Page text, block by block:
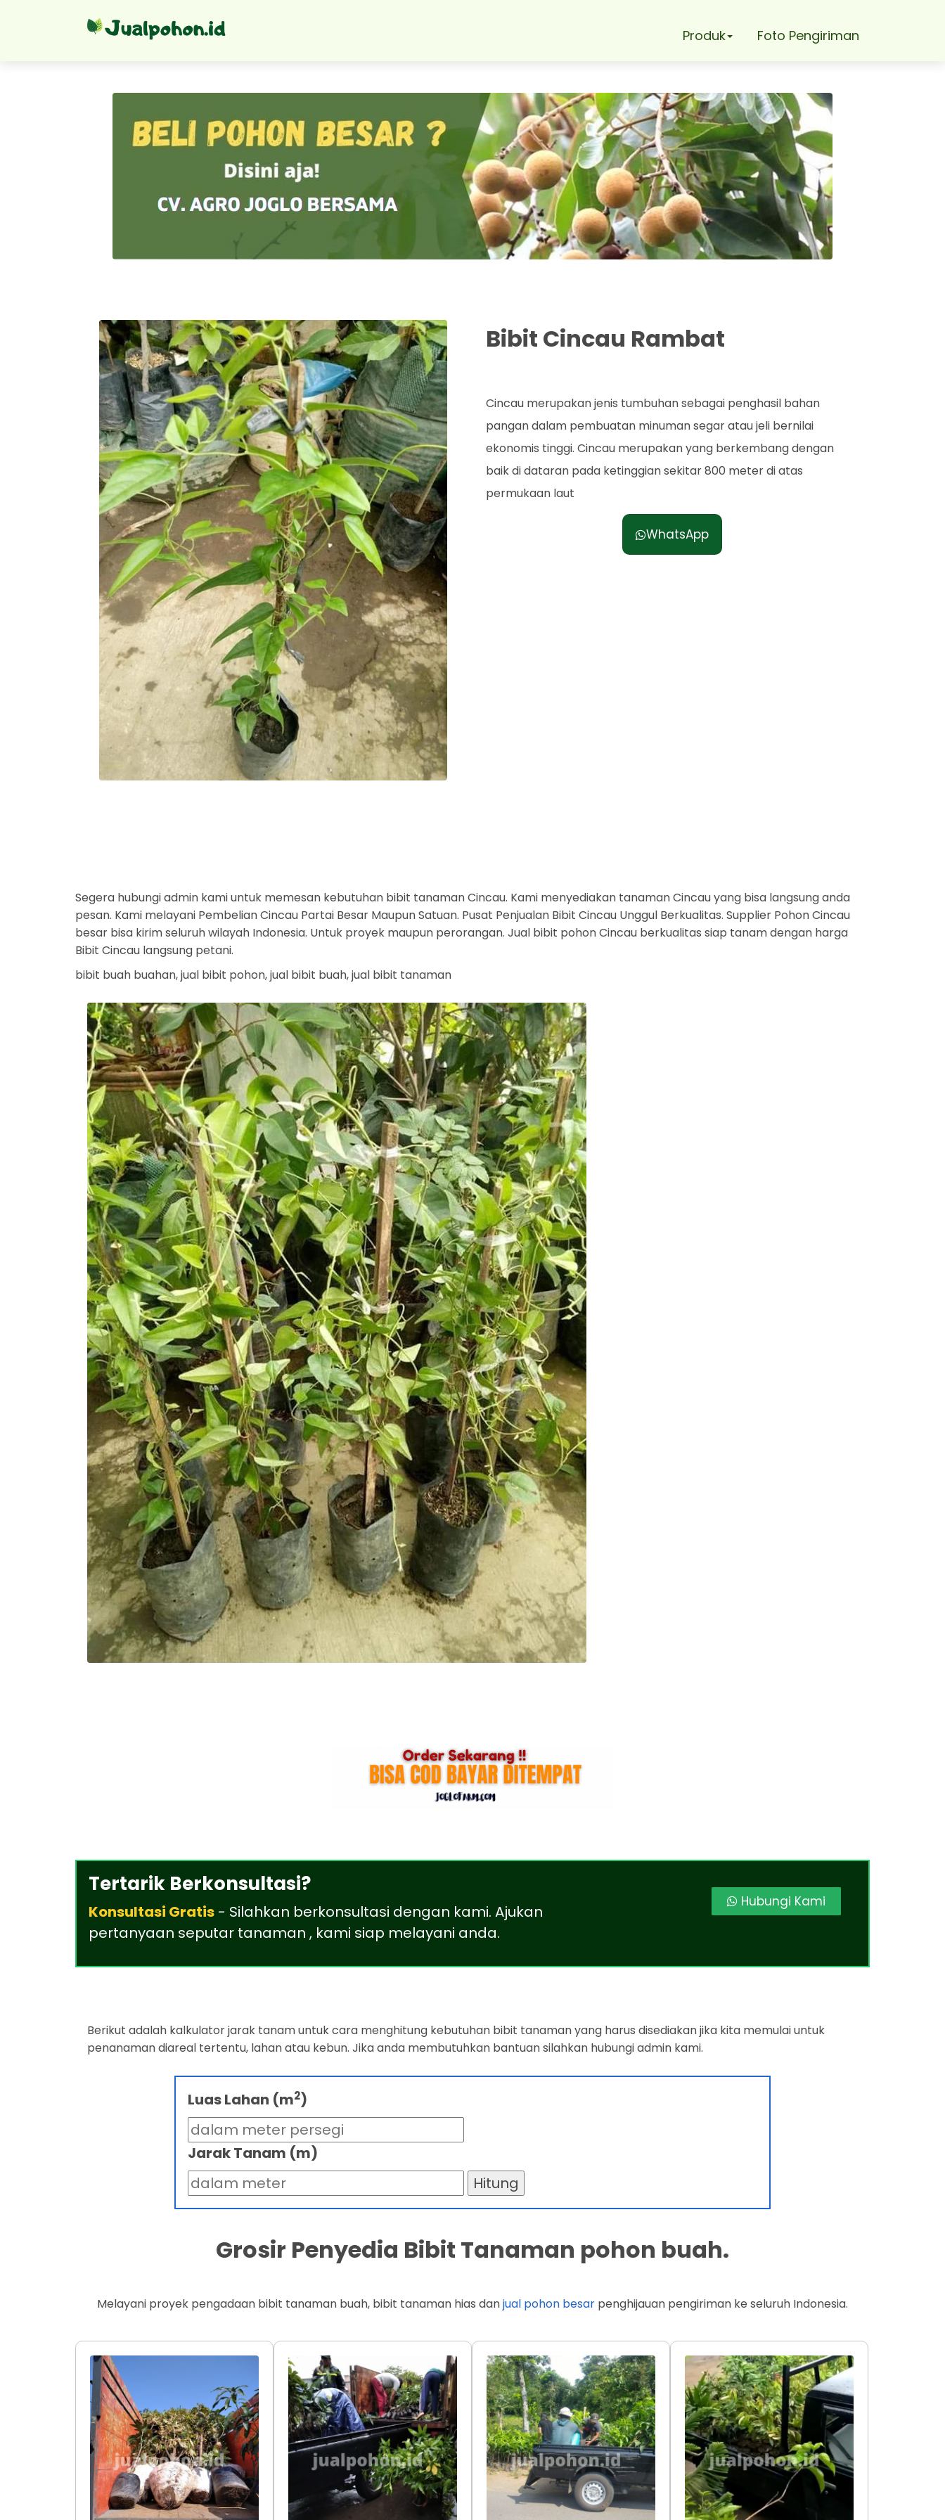
Produk Foto Pengiriman
Bibit Cincau Rambat
Cincau merupakan jenis tumbuhan sebagai penghasil bahan
pangan dalam pembuatan minuman segar atau jeli bernilai
ekonomis tinggi. Cincau merupakan yang berkembang dengan
baik di dataran pada ketinggian sekitar 800 meter di atas
permukaan laut
WhatsApp
Segera hubungi admin kami untuk memesan kebutuhan bibit tanaman Cincau. Kami menyediakan tanaman Cincau yang bisa langsung anda
pesan. Kami melayani Pembelian Cincau Partai Besar Maupun Satuan. Pusat Penjualan Bibit Cincau Unggul Berkualitas. Supplier Pohon Cincau
besar bisa kirim seluruh wilayah Indonesia. Untuk proyek maupun perorangan. Jual bibit pohon Cincau berkualitas siap tanam dengan harga
Bibit Cincau langsung petani.
bibit buah buahan, jual bibit pohon, jual bibit buah, jual bibit tanaman
Tertarik Berkonsultasi?
Konsultasi Gratis - Silahkan berkonsultasi dengan kami. Ajukan
pertanyaan seputar tanaman , kami siap melayani anda.
Hubungi Kami
Berikut adalah kalkulator jarak tanam untuk cara menghitung kebutuhan bibit tanaman yang harus disediakan jika kita memulai untuk
penanaman diareal tertentu, lahan atau kebun. Jika anda membutuhkan bantuan silahkan hubungi admin kami.
Luas Lahan (m2)
Jarak Tanam (m)
Hitung
Grosir Penyedia Bibit Tanaman pohon buah.
Melayani proyek pengadaan bibit tanaman buah, bibit tanaman hias danjual pohon besar penghijauan pengiriman ke seluruh Indonesia.